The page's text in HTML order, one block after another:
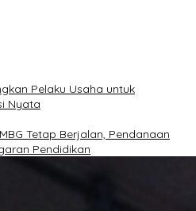
Pelaku Usaha untuk
Nyata
Tetap Berjalan, Pendanaan
Pendidikan